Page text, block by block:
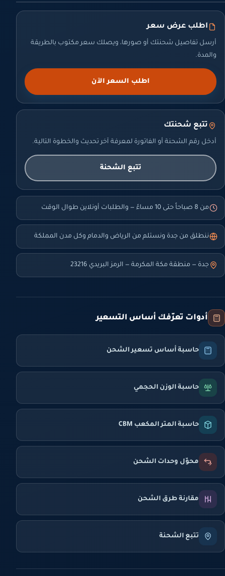
اطلب عرض سعر
أرسل تفاصيل شحنتك أو صورها، ويصلك سعر مكتوب بالطريقة
والمدة.
اطلب السعر الآن
تتبع شحنتك
أدخل رقم الشحنة أو الفاتورة لمعرفة آخر تحديث والخطوة التالية.
تتبع الشحنة
من 8 صباحاً حتى 10 مساءً — والطلبات أونلاين طوال الوقت
ننطلق من جدة ونستلم من الرياض والدمام وكل مدن المملكة
جدة — منطقة مكة المكرمة — الرمز البريدي 23216
أدوات تعرّفك أساس التسعير
حاسبة أساس تسعير الشحن
حاسبة الوزن الحجمي
حاسبة المتر المكعب CBM
محوّل وحدات الشحن
مقارنة طرق الشحن
تتبع الشحنة